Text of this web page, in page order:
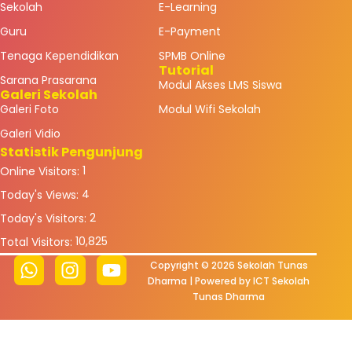
Sekolah
Guru
Tenaga Kependidikan
Sarana Prasarana
Galeri Sekolah
Galeri Foto
Galeri Vidio
E-Learning
E-Payment
SPMB Online
Tutorial
Modul Akses LMS Siswa
Modul Wifi Sekolah
Statistik Pengunjung
Online Visitors: 1
Today's Views: 4
Today's Visitors: 2
Total Visitors: 10,825
Copyright © 2026 Sekolah Tunas
Dharma | Powered by ICT Sekolah
Tunas Dharma